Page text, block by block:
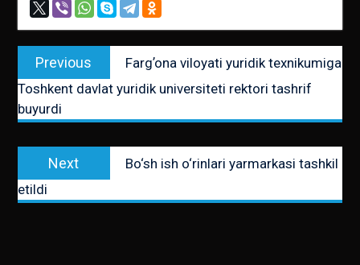
Post
menyusi
Previous
Previous
post:
Fargʼona viloyati yuridik texnikumiga
Toshkent davlat yuridik universiteti rektori tashrif
buyurdi
Next
Next
post:
Bo‘sh ish o‘rinlari yarmarkasi tashkil
etildi